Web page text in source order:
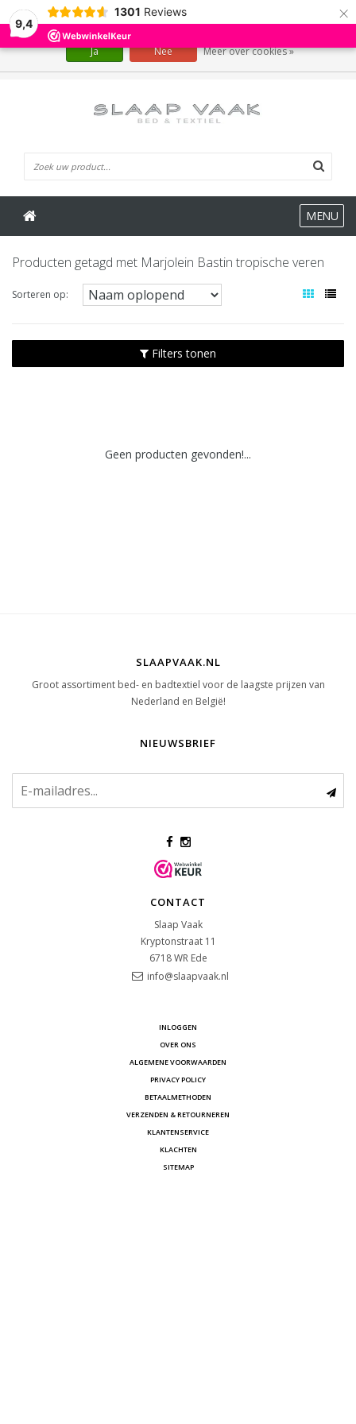
9,4
1301 Reviews ×
MENU
Producten getagd met Marjolein Bastin tropische veren
Sorteren op:
Filters tonen
Geen producten gevonden!...
SLAAPVAAK.NL
Groot assortiment bed- en badtextiel voor de laagste prijzen van
Nederland en België!
NIEUWSBRIEF
CONTACT
Slaap Vaak
Kryptonstraat 11
6718 WR Ede
info@slaapvaak.nl
INLOGGEN
OVER ONS
ALGEMENE VOORWAARDEN
PRIVACY POLICY
BETAALMETHODEN
VERZENDEN & RETOURNEREN
KLANTENSERVICE
KLACHTEN
SITEMAP
Wij slaan cookies op om onze website te verbeteren. Is dat akkoord?
Ja Nee Meer over cookies »